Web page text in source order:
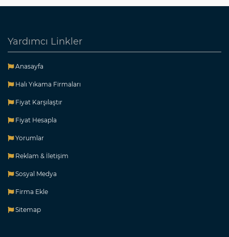
Yardımcı Linkler
Anasayfa
Halı Yıkama Firmaları
Fiyat Karşılaştır
Fiyat Hesapla
Yorumlar
Reklam & İletişim
Sosyal Medya
Firma Ekle
Sitemap